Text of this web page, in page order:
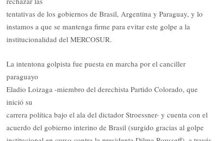
tentativas de los gobiernos de Brasil, Argentina y Paraguay, y lo
instamos a que se mantenga firme para evitar este golpe a la
institucionalidad del MERCOSUR.
La intentona golpista fue puesta en marcha por el canciller
paraguayo
Eladio Loizaga -miembro del derechista Partido Colorado, que
inició su
carrera política bajo el ala del dictador Stroessner- y cuenta con el
acuerdo del gobierno interino de Brasil (surgido gracias al golpe